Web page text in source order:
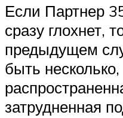
Если Партнер
сразу глохнет,
предыдущем
быть
затрудненная